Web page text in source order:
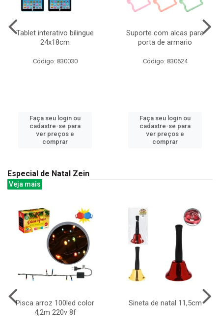
Tablet interativo bilingue
24x18cm
Código: 830030
Faça seu login ou
cadastre-se para
ver preços e
comprar
Suporte com alcas para
porta de armario
Código: 830624
Faça seu login ou
cadastre-se para
ver preços e
comprar
Especial de Natal Zein
Veja mais
Pisca arroz 100led color
4,2m 220v 8f
Sineta de natal 11,5cm